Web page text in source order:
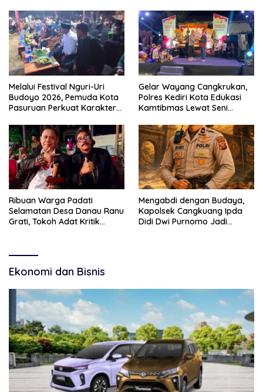
Melalui Festival Nguri-Uri
Budoyo 2026, Pemuda Kota
Pasuruan Perkuat Karakter
Narkoba
Gelar Wayang Cangkrukan,
Polres Kediri Kota Edukasi
Kamtibmas Lewat Seni
Ribuan Warga Padati
Selamatan Desa Danau Ranu
Grati, Tokoh Adat Kritik
Mengabdi dengan Budaya,
Kapolsek Cangkuang Ipda
Didi Dwi Purnomo Jadi
Ekonomi dan Bisnis